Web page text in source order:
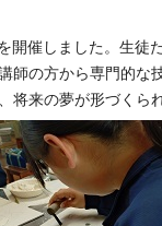
開催しました。生徒
師の方から専門的な
来の夢が形づくら